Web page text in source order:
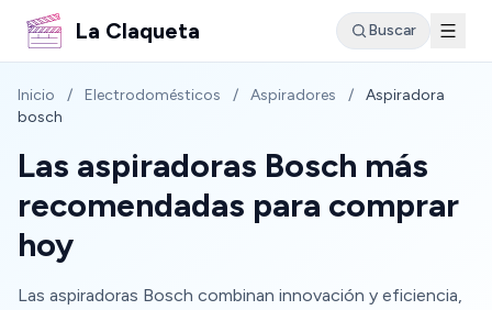
La Claqueta Buscar
Inicio / Electrodomésticos / Aspiradores /
Aspiradora
bosch
Las aspiradoras Bosch más
recomendadas para comprar
hoy
Las aspiradoras Bosch combinan innovación y eficiencia,